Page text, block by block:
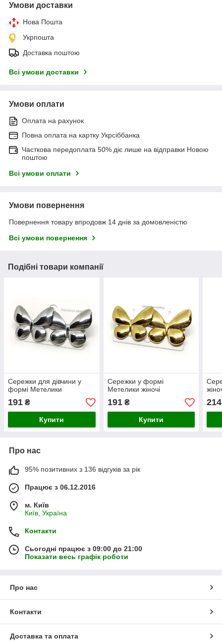
Умови доставки
Нова Пошта
Укрпошта
Доставка поштою
Всі умови доставки
Умови оплати
Оплата на рахунок
Повна оплата на картку Укрсіббанка
Часткова передоплата 50% діє лише на відправки Новою
поштою
Всі умови оплати
Умови повернення
Повернення товару впродовж 14 днів за домовленістю
Всі умови повернення
Подібні товари компанії
Сережки для дівчини у
формі Метелики
191 ₴
Купити
Сережки у формі
Метелики жіночі
191₴
Купити
214
Про нас
95% позитивних з 136 відгуків за рік
Працює з 06.12.2016
м. Київ
Київ, Україна
Контакти
Сьогодні працює з 09:00 до 21:00
Показати весь графік роботи
Про нас
Контакти
Доставка та оплата